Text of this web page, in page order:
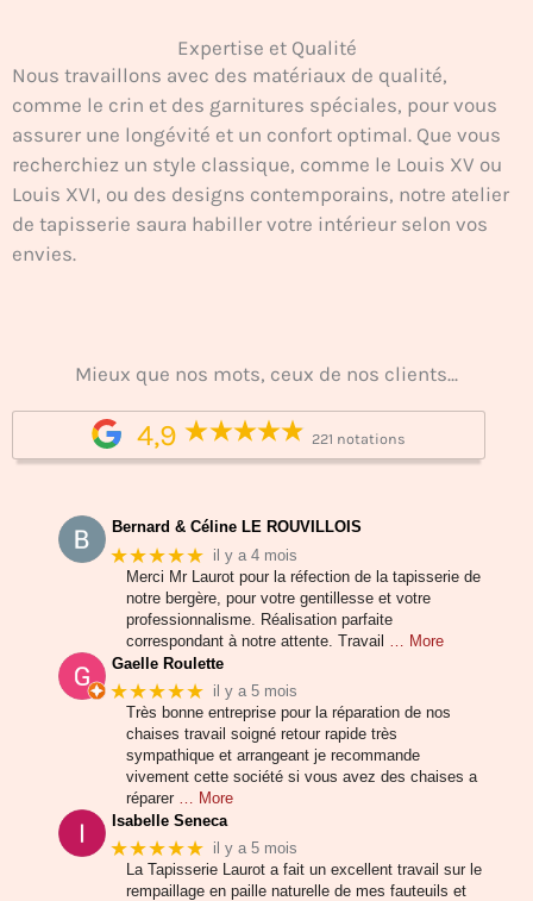
Expertise et Qualité
Nous travaillons avec des matériaux de qualité,
comme le crin et des garnitures spéciales, pour vous
assurer une longévité et un confort optimal. Que vous
recherchiez un style classique, comme le Louis XV ou
Louis XVI, ou des designs contemporains, notre atelier
de tapisserie saura habiller votre intérieur selon vos
envies.
Mieux que nos mots, ceux de nos clients...
4,9 221 notations
Bernard & Céline LE ROUVILLOIS
★★★★★ il y a 4 mois
Merci Mr Laurot pour la réfection de la tapisserie de
notre bergère, pour votre gentillesse et votre
professionnalisme. Réalisation parfaite
correspondant à notre attente. Travail
… More
Gaelle Roulette
★★★★★ il y a 5 mois
Très bonne entreprise pour la réparation de nos
chaises travail soigné retour rapide très
sympathique et arrangeant je recommande
vivement cette société si vous avez des chaises a
réparer
… More
Isabelle Seneca
★★★★★ il y a 5 mois
La Tapisserie Laurot a fait un excellent travail sur le
rempaillage en paille naturelle de mes fauteuils et